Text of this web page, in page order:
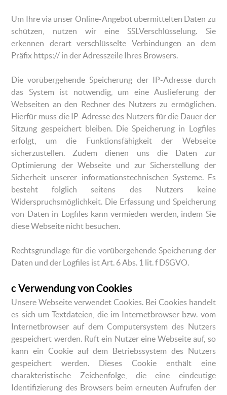
Um Ihre via unser Online-Angebot übermittelten Daten zu
schützen, nutzen wir eine SSLVerschlüsselung. Sie
erkennen derart verschlüsselte Verbindungen an dem
Präfix https:// in der Adresszeile Ihres Browsers.
Die vorübergehende Speicherung der IP-Adresse durch
das System ist notwendig, um eine Auslieferung der
Webseiten an den Rechner des Nutzers zu ermöglichen.
Hierfür muss die IP-Adresse des Nutzers für die Dauer der
Sitzung gespeichert bleiben. Die Speicherung in Logfiles
erfolgt, um die Funktionsfähigkeit der Webseite
sicherzustellen. Zudem dienen uns die Daten zur
Optimierung der Webseite und zur Sicherstellung der
Sicherheit unserer informationstechnischen Systeme. Es
besteht folglich seitens des Nutzers keine
Widerspruchsmöglichkeit. Die Erfassung und Speicherung
von Daten in Logfiles kann vermieden werden, indem Sie
diese Webseite nicht besuchen.
Rechtsgrundlage für die vorübergehende Speicherung der
Daten und der Logfiles ist Art. 6 Abs. 1 lit. f DSGVO.
c Verwendung von Cookies
Unsere Webseite verwendet Cookies. Bei Cookies handelt
es sich um Textdateien, die im Internetbrowser bzw. vom
Internetbrowser auf dem Computersystem des Nutzers
gespeichert werden. Ruft ein Nutzer eine Webseite auf, so
kann ein Cookie auf dem Betriebssystem des Nutzers
gespeichert werden. Dieses Cookie enthält eine
charakteristische Zeichenfolge, die eine eindeutige
Identifizierung des Browsers beim erneuten Aufrufen der